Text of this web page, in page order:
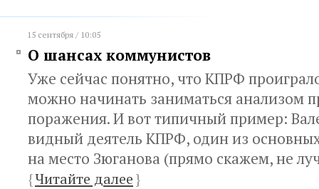
15 сентября / 10:05
О шансах коммунистов
Уже сейчас понятно, что КПРФ
можно начинать заниматься анализом
поражения. И вот типичный пример:
видный деятель КПРФ, один из
на место Зюганова (прямо скажем, не
{Читайте далее}